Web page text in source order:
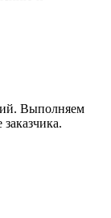
Выполняем